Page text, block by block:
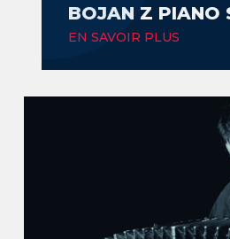
BOJAN Z PIANO
EN SAVOIR PLUS